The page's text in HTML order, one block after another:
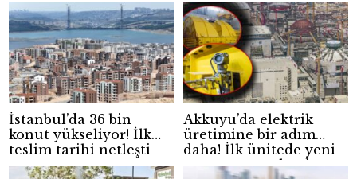
İstanbul’da 36 bin
konut yükseliyor! İlk
teslim tarihi netleşti
Akkuyu’da elektrik
üretimine bir adım
daha! İlk ünitede yeni
aşama tamamlandı